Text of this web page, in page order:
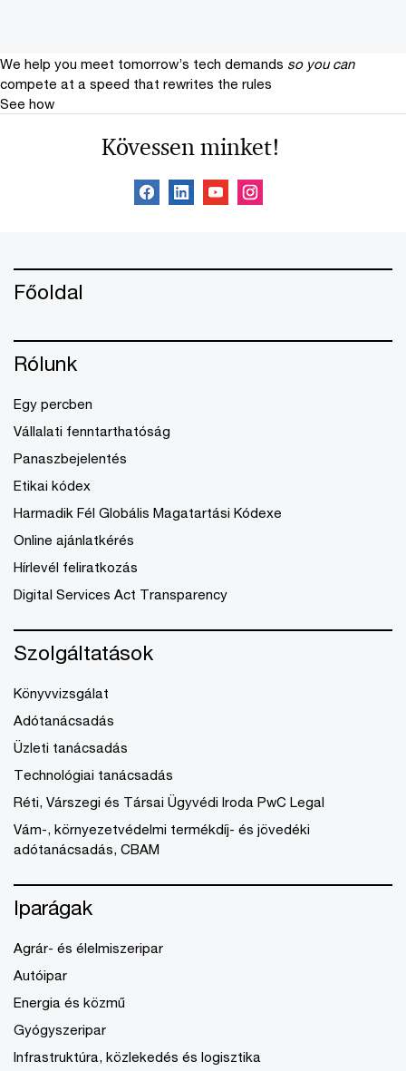
We help you meet tomorrow’s tech demands so you can
compete at a speed that rewrites the rules
See how
Kövessen minket!
Főoldal
Rólunk
Egy percben
Vállalati fenntarthatóság
Panaszbejelentés
Etikai kódex
Harmadik Fél Globális Magatartási Kódexe
Online ajánlatkérés
Hírlevél feliratkozás
Digital Services Act Transparency
Szolgáltatások
Könyvvizsgálat
Adótanácsadás
Üzleti tanácsadás
Technológiai tanácsadás
Réti, Várszegi és Társai Ügyvédi Iroda PwC Legal
Vám-, környezetvédelmi termékdíj- és jövedéki
adótanácsadás, CBAM
Iparágak
Agrár- és élelmiszeripar
Autóipar
Energia és közmű
Gyógyszeripar
Infrastruktúra, közlekedés és logisztika